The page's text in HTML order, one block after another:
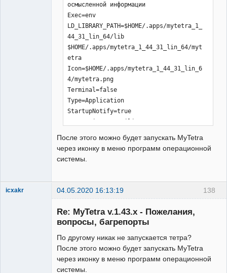
осмысленной информации
Exec=env
LD_LIBRARY_PATH=$HOME/.apps/mytetra_1_
44_31_lin_64/lib
$HOME/.apps/mytetra_1_44_31_lin_64/myt
etra
Icon=$HOME/.apps/mytetra_1_44_31_lin_6
4/mytetra.png
Terminal=false
Type=Application
StartupNotify=true
Categories=Qt;Utility;
После этого можно будет запускать MyTetra
через иконку в меню программ операционной
системы.
138
icxakr 04.05.2020 16:13:19
Re: MyTetra v.1.43.x - Пожелания,
вопросы, багрепорты
По другому никак не запускается тетра?
После этого можно будет запускать MyTetra
через иконку в меню программ операционной
системы.